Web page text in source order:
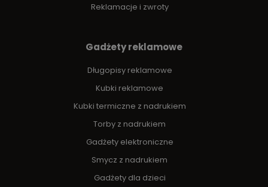
Reklamacje i zwroty
Gadżety reklamowe
Długopisy reklamowe
Kubki reklamowe
Kubki termiczne z nadrukiem
Torby z nadrukiem
Gadżety elektroniczne
Smycz z nadrukiem
Gadżety dla dzieci